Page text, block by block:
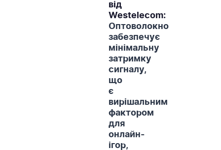
від
Westelecom:
Оптоволокно
забезпечує
мінімальну
затримку
сигналу,
що
є
вирішальним
фактором
для
онлайн-
ігор,